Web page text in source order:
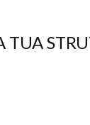
TUA